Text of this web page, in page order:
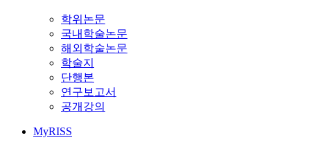
학위논문
국내학술논문
해외학술논문
학술지
단행본
연구보고서
공개강의
MyRISS